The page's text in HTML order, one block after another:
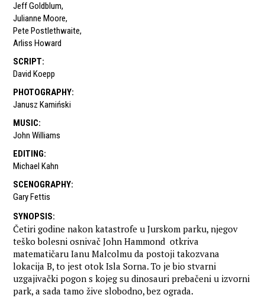
Jeff Goldblum,
Julianne Moore,
Pete Postlethwaite,
Arliss Howard
SCRIPT:
David Koepp
PHOTOGRAPHY:
Janusz Kamiński
MUSIC:
John Williams
EDITING:
Michael Kahn
SCENOGRAPHY:
Gary Fettis
SYNOPSIS:
Četiri godine nakon katastrofe u Jurskom parku, njegov
teško bolesni osnivač John Hammond otkriva
matematičaru Ianu Malcolmu da postoji takozvana
lokacija B, to jest otok Isla Sorna. To je bio stvarni
uzgajivački pogon s kojeg su dinosauri prebačeni u izvorni
park, a sada tamo žive slobodno, bez ograda.